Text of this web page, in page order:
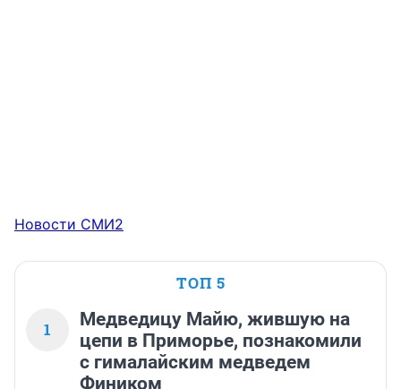
Новости СМИ2
ТОП 5
1
Медведицу Майю, жившую на
цепи в Приморье, познакомили
с гималайским медведем
Фиником